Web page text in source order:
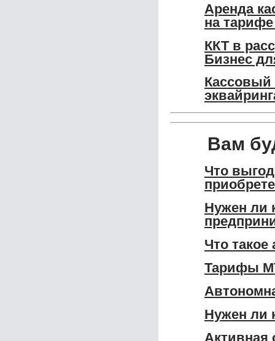
Аренда
на
ККТ в
Бизнес
Кассовый
Вам
Что
Нужен ли
Что
Тарифы
Нужен ли
Активная